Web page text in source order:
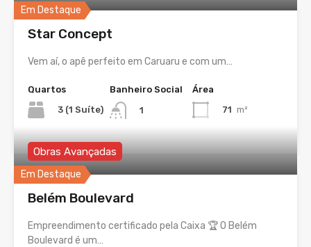
Em Destaque
Star Concept
Vem aí, o apê perfeito em Caruaru e com um…
Quartos
3 (1 Suíte)
Banheiro Social
1
Área
71 m²
Em Destaque
Obras Avançadas
Belém Boulevard
Empreendimento certificado pela Caixa 🏆 O Belém
Boulevard é um…